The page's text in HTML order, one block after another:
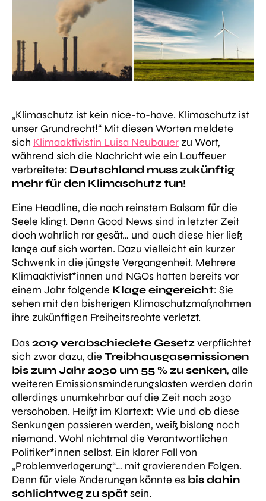
„Klimaschutz ist kein nice-to-have. Klimaschutz ist
unser Grundrecht!“ Mit diesen Worten meldete
sich Klimaaktivistin Luisa Neubauer zu Wort,
während sich die Nachricht wie ein Lauffeuer
verbreitete: Deutschland muss zukünftig
mehr für den Klimaschutz tun!
Eine Headline, die nach reinstem Balsam für die
Seele klingt. Denn Good Newssind in letzter Zeit
doch wahrlich rar gesät… und auch diese hier ließ
lange auf sich warten. Dazu vielleicht ein kurzer
Schwenk in die jüngste Vergangenheit. Mehrere
Klimaaktivist*innen und NGOs hatten bereits vor
einem Jahr folgende Klage eingereicht: Sie
sehen mit den bisherigen Klimaschutzmaßnahmen
ihre zukünftigen Freiheitsrechte verletzt.
Das2019 verabschiedete Gesetzverpflichtet
sich zwar dazu, die Treibhausgasemissionen
bis zum Jahr 2030 um 55 % zu senken, alle
weiteren Emissionsminderungslasten werden darin
allerdings unumkehrbar auf die Zeit nach 2030
verschoben. Heißt im Klartext: Wie und ob diese
Senkungen passieren werden, weiß bislang noch
niemand. Wohl nichtmal die Verantwortlichen
Politiker*innen selbst. Ein klarer Fall von
„Problemverlagerung“… mit gravierenden Folgen.
Denn für viele Änderungen könnte es bis dahin
schlichtweg zu spätsein.